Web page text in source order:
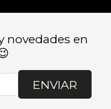
novedades en
ENVIAR